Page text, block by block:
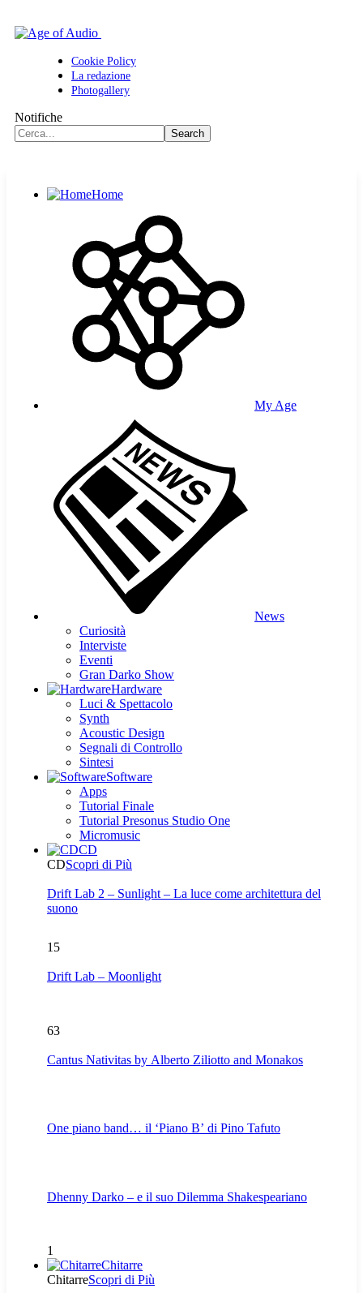
Cookie Policy
La redazione
Photogallery
Notifiche
Home
My Age
News
Curiosità
Interviste
Eventi
Gran Darko Show
Hardware
Luci & Spettacolo
Synth
Acoustic Design
Segnali di Controllo
Sintesi
Software
Apps
Tutorial Finale
Tutorial Presonus Studio One
Micromusic
CD
CDScopri di Più
Drift Lab 2 – Sunlight – La luce come architettura del
suono
15
Drift Lab – Moonlight
63
Cantus Nativitas by Alberto Ziliotto and Monakos
One piano band… il ‘Piano B’ di Pino Tafuto
Dhenny Darko – e il suo Dilemma Shakespeariano
1
Chitarre
ChitarreScopri di Più